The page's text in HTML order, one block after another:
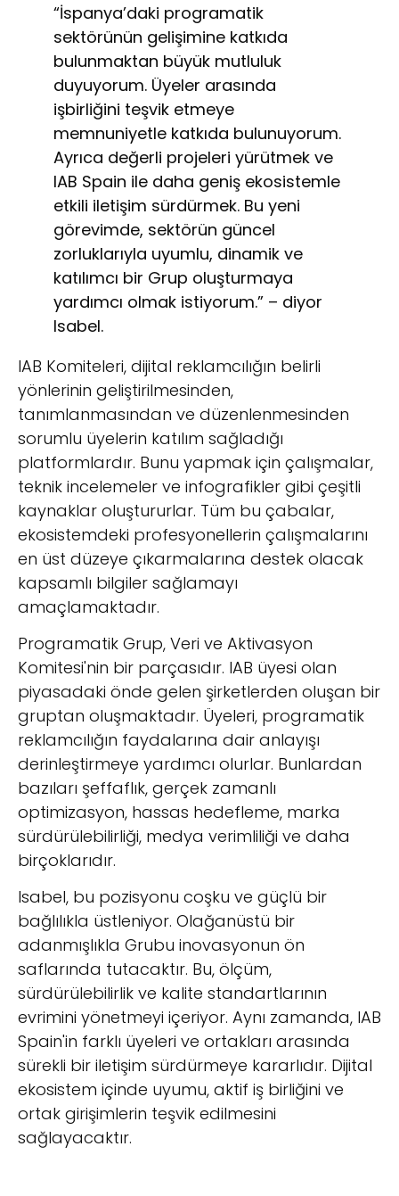
“İspanya’daki programatik
sektörünün gelişimine katkıda
bulunmaktan büyük mutluluk
duyuyorum. Üyeler arasında
işbirliğini teşvik etmeye
memnuniyetle katkıda bulunuyorum.
Ayrıca değerli projeleri yürütmek ve
IAB Spain ile daha geniş ekosistemle
etkili iletişim sürdürmek. Bu yeni
görevimde, sektörün güncel
zorluklarıyla uyumlu, dinamik ve
katılımcı bir Grup oluşturmaya
yardımcı olmak istiyorum.” – diyor
Isabel.
IAB Komiteleri, dijital reklamcılığın belirli
yönlerinin geliştirilmesinden,
tanımlanmasından ve düzenlenmesinden
sorumlu üyelerin katılım sağladığı
platformlardır. Bunu yapmak için çalışmalar,
teknik incelemeler ve infografikler gibi çeşitli
kaynaklar oluştururlar. Tüm bu çabalar,
ekosistemdeki profesyonellerin çalışmalarını
en üst düzeye çıkarmalarına destek olacak
kapsamlı bilgiler sağlamayı
amaçlamaktadır.
Programatik Grup, Veri ve Aktivasyon
Komitesi'nin bir parçasıdır. IAB üyesi olan
piyasadaki önde gelen şirketlerden oluşan bir
gruptan oluşmaktadır. Üyeleri, programatik
reklamcılığın faydalarına dair anlayışı
derinleştirmeye yardımcı olurlar. Bunlardan
bazıları şeffaflık, gerçek zamanlı
optimizasyon, hassas hedefleme, marka
sürdürülebilirliği, medya verimliliği ve daha
birçoklarıdır.
Isabel, bu pozisyonu coşku ve güçlü bir
bağlılıkla üstleniyor. Olağanüstü bir
adanmışlıkla Grubu inovasyonun ön
saflarında tutacaktır. Bu, ölçüm,
sürdürülebilirlik ve kalite standartlarının
evrimini yönetmeyi içeriyor. Aynı zamanda, IAB
Spain'in farklı üyeleri ve ortakları arasında
sürekli bir iletişim sürdürmeye kararlıdır. Dijital
ekosistem içinde uyumu, aktif iş birliğini ve
ortak girişimlerin teşvik edilmesini
sağlayacaktır.